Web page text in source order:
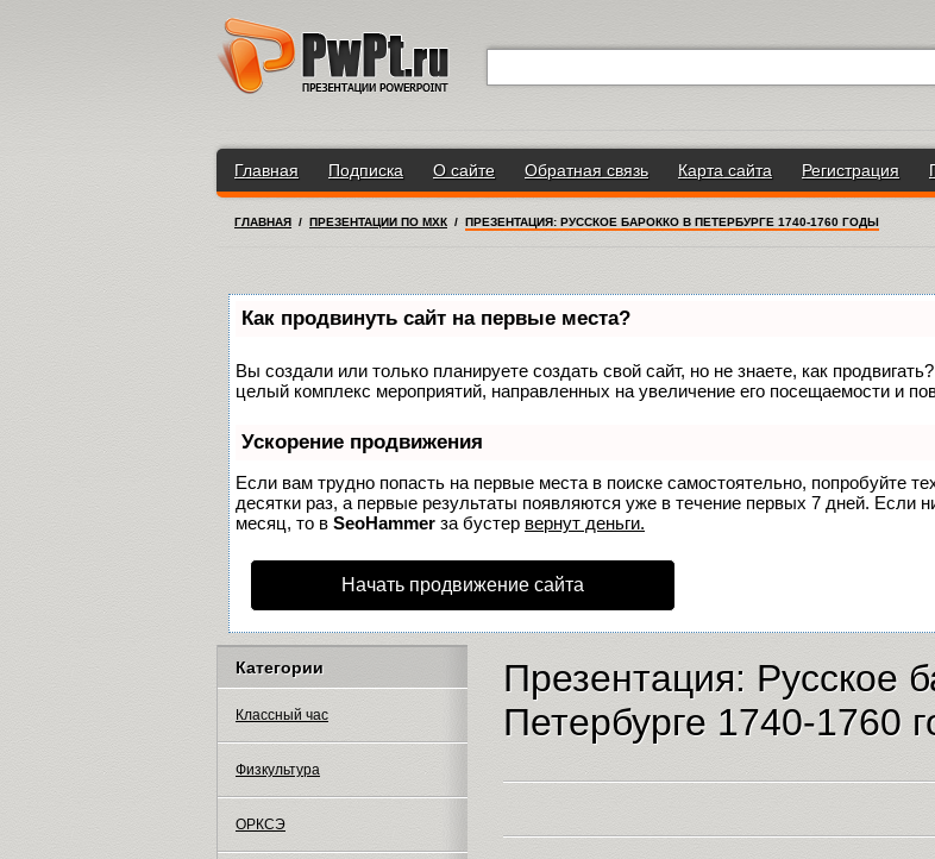
Главная Подписка О сайте Обратная связь Карта сайта Регистрация
ГЛАВНАЯ / ПРЕЗЕНТАЦИИ ПО МХК / ПРЕЗЕНТАЦИЯ: РУССКОЕ БАРОККО В ПЕТЕРБУРГЕ 1740-1760 ГОДЫ
Как продвинуть сайт на первые места?
Вы создали или только планируете создать свой сайт, но не знаете, как
целый комплекс мероприятий, направленных на увеличение его посещаемости и
Ускорение продвижения
Если вам трудно попасть на первые места в поиске самостоятельно, попробуйте
десятки раз, а первые результаты появляются уже в течение первых 7 дней. Если
месяц, то в SeoHammer за бустер вернут деньги.
Начать продвижение сайта
Категории
Классный час
Физкультура
ОРКСЭ
Презентация: Русское
Петербурге 1740-1760